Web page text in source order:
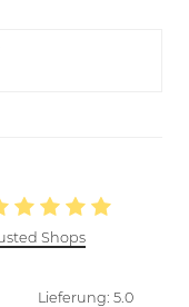
Shops
Lieferung: 5.0